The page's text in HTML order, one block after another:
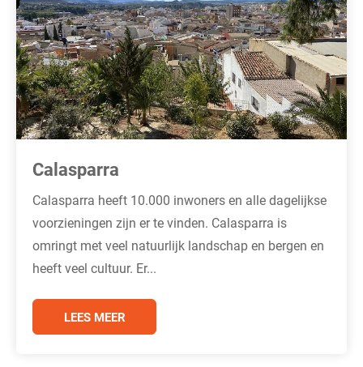
Calasparra
Calasparra heeft 10.000 inwoners en alle dagelijkse
voorzieningen zijn er te vinden. Calasparra is
omringt met veel natuurlijk landschap en bergen en
heeft veel cultuur. Er...
LEES MEER